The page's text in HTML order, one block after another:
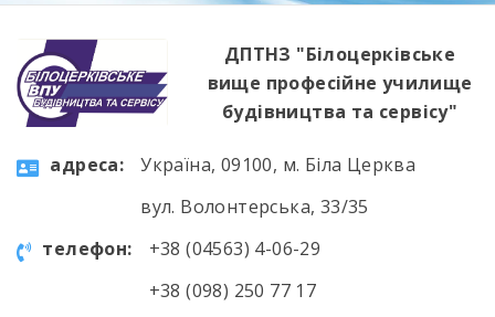
ДПТНЗ "Білоцерківське
вище професійне училище
будівництва та сервісу"
aдресa:
Україна, 09100, м. Біла Церква
вул. Волонтерська, 33/35
телефон:
+38 (04563) 4-06-29
+38 (098) 250 77 17